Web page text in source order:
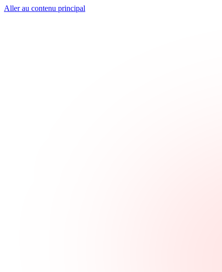
Aller au contenu principal